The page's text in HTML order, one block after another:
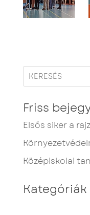
Friss
Elsős siker a
Középiskolai
Kategóriák